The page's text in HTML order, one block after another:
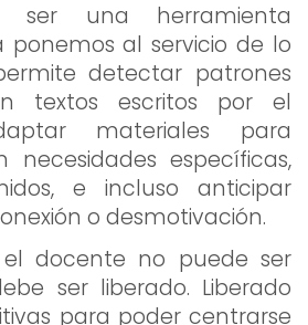
una herramienta
ponemos al servicio de lo
detectar patrones
textos escritos por el
materiales para
necesidades específicas,
e incluso anticipar
o desmotivación.
el docente no puede ser
ser liberado. Liberado
para poder centrarse